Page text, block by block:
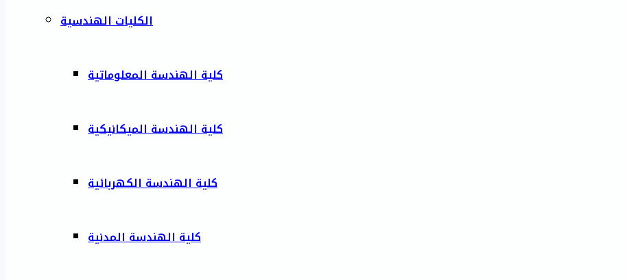
الكليات الهندسية
كلية الهندسة المعلوماتية
كلية الهندسة الميكانيكية
كلية الهندسة الكهربائية
كلية الهندسة المدنية